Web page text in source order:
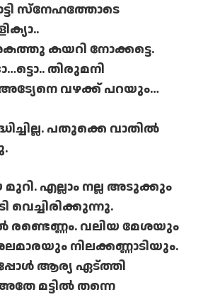
സ്‌നേഹത്തോടെ
കയറി നോക്കട്ടെ.
തിരുമനി
വഴക്ക് പറയും…
പതുക്കെ വാതില്‍
മുറി. എല്ലാം നല്ല അടുക്കും
വെച്ചിരിക്കുന്നു.
രണ്ടെണ്ണം. വലിയ മേശയും
നിലക്കണ്ണാടിയും.
ആര്യ ഏട്ത്തി
മട്ടില്‍ തന്നെ